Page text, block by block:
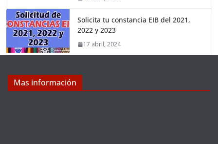
Solicita tu constancia EIB del 2021,
2022 y 2023
17 abril, 2024
Mas información